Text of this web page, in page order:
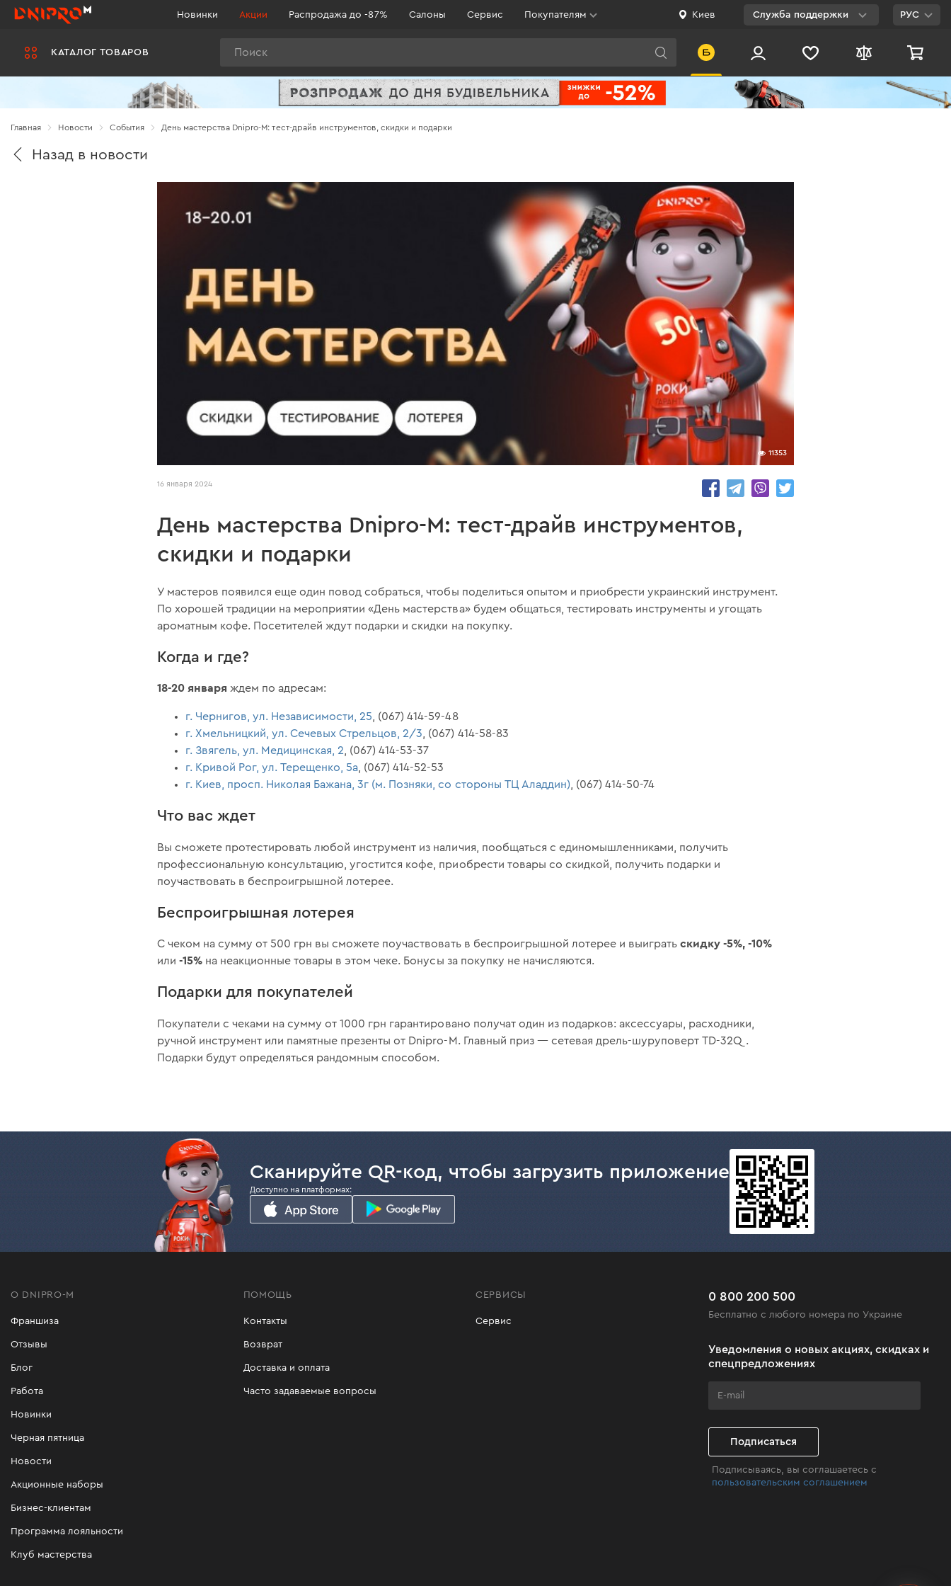
КАТАЛОГ ТОВАРОВ
Новинки Акции Распродажа до -87% Салоны Сервис Покупателям Киев Служба поддержки РУС
Главная Новости Cобытия День мастерства Dnipro-M: тест-драйв инструментов, скидки и подарки
Назад в новости
11353
16 января 2024
День мастерства Dnipro-M: тест-драйв инструментов,
скидки и подарки
У мастеров появился еще один повод собраться, чтобы поделиться опытом и приобрести украинский инструмент.
По хорошей традиции на мероприятии «День мастерства» будем общаться, тестировать инструменты и угощать
ароматным кофе. Посетителей ждут подарки и скидки на покупку.
Когда и где?
18-20 январяждем по адресам:
г. Чернигов, ул. Независимости, 25 , (067) 414-59-48
г. Хмельницкий, ул. Сечевых Стрельцов, 2/3 , (067) 414-58-83
г. Звягель, ул. Медицинская, 2 , (067) 414-53-37
г. Кривой Рог, ул. Терещенко, 5а , (067) 414-52-53
г. Киев, просп. Николая Бажана, 3г (м. Позняки, со стороны ТЦ Аладдин) , (067) 414-50-74
Что вас ждет
Вы сможете протестировать любой инструмент из наличия, пообщаться с единомышленниками, получить
профессиональную консультацию, угостится кофе, приобрести товары со скидкой, получить подарки и
поучаствовать в беспроигрышной лотерее.
Беспроигрышная лотерея
С чеком на сумму от 500 грн вы сможете поучаствовать в беспроигрышной лотерее и выигратьскидку-5%, -10%
или-15% на неакционные товары в этом чеке. Бонусы за покупку не начисляются.
Подарки для покупателей
Покупатели с чеками на сумму от 1000 грн гарантировано получат один из подарков: аксессуары, расходники,
ручной инструмент или памятные презенты от Dnipro-M. Главный приз — сетевая дрель-шуруповерт TD-32Q.
Подарки будут определяться рандомным способом.
Сканируйте QR-код, чтобы загрузить приложение
Доступно на платформах:
О DNIPRO-M
Франшиза
Отзывы
Блог
Работа
Новинки
Черная пятница
Новости
Акционные наборы
Бизнес-клиентам
Программа лояльности
Клуб мастерства
ПОМОЩЬ
Контакты
Возврат
Доставка и оплата
Часто задаваемые вопросы
СЕРВИСЫ
Сервис
0 800 200 500
Бесплатно с любого номера по Украине
Уведомления о новых акциях, скидках и
спецпредложениях
Подписаться
Подписываясь, вы соглашаетесь с
пользовательским соглашением